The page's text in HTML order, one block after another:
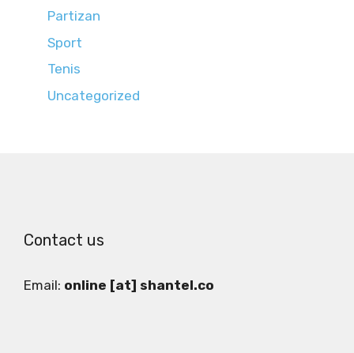
Partizan
Sport
Tenis
Uncategorized
Contact us
Email: online [at] shantel.co